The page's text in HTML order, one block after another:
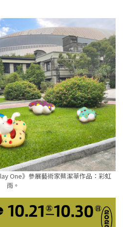
One》參展藝術家蔡潔莘作品：彩虹
雨。